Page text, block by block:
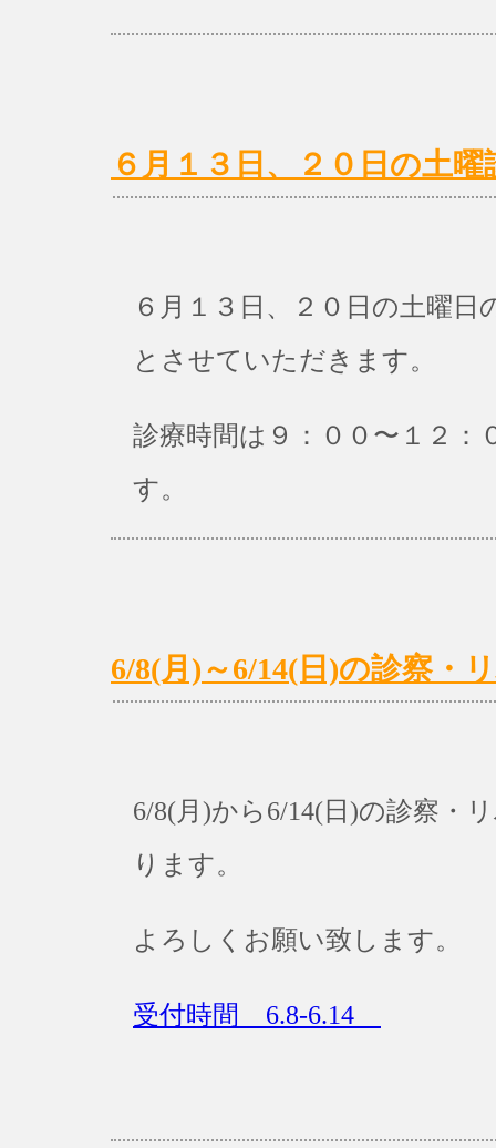
６月１３日、２０日の土
６月１３日、２０日の土曜
とさせていただきます。
診療時間は９：００〜１２：
す。
6/8(月)～6/14(日)の診察・
6/8(月)から6/14(日)の診察・
ります。
よろしくお願い致します。
受付時間 6.8-6.14